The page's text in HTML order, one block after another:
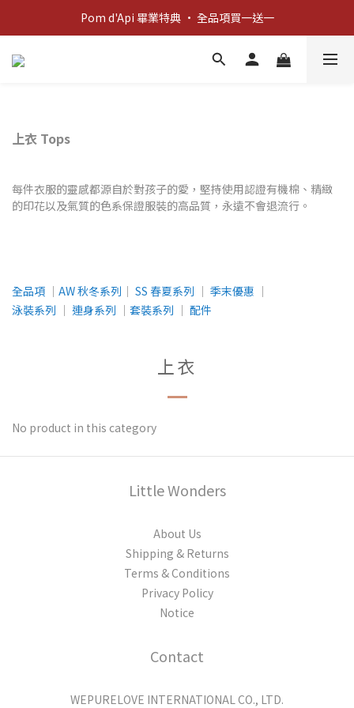
新客歡迎禮：輸入 "welcome10" 享首單九折！
Pom d'Api 畢業特典 · 全品項買一送一
新客歡迎禮：輸入 "welcome10" 享首單九折！
上衣 Tops
每件衣服的靈感都源自於對孩子的愛，堅持使用認證有機棉、精緻
的印花以及氣質的色系保證服裝的高品質，永遠不會退流行。
全品項 │ AW 秋冬系列 │ SS 春夏系列 │ 季末優惠 │
泳裝系列 │ 連身系列 │ 套裝系列 │ 配件
上衣
No product in this category
Little Wonders
About Us
Shipping & Returns
Terms & Conditions
Privacy Policy
Notice
Contact
WEPURELOVE INTERNATIONAL CO., LTD.